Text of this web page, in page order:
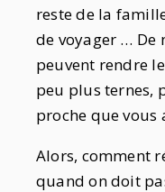
reste de la
de voyager … De
peuvent rendre
peu plus ternes,
proche que vous
Alors, comment
quand on doit